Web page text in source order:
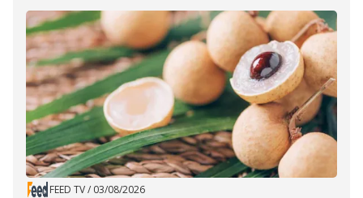
FEED TV/ 03/08/2026